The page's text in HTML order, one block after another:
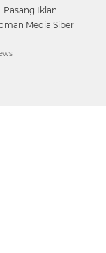
Pasang Iklan
Media Siber